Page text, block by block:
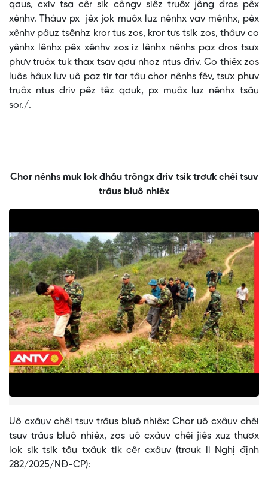
qơưs, cxiv tsa cêr sik côngv siêz truôx jông đros pêx
xênhv. Thâuv px jêx jok muôx luz nênhx vav mênhx, pêx
xênhv pâuz tsênhz kror tưs zos, kror tưs tsik zos, thâuv co
yênhx lênhx pêx xênhv zos iz lênhx nênhs paz đros tsưx
phưv truôx tuk thax tsav qơư nhoz ntus đriv. Co thiêx zos
luôs hâux lưv uô paz tir tar tâu chor nênhs fêv, tsưx phưv
truôx ntus đriv pêz têz qơưk, px muôx luz nênhx tsâu
sor./.
Chor nênhs muk lok đhâu trôngx đriv tsik trơưk chêi tsuv
trâus bluô nhiêx
Uô cxâuv chêi tsuv trâus bluô nhiêx: Chor uô cxâuv chêi
tsuv trâus bluô nhiêx, zos uô cxâuv chêi jiês xuz thươx
lok sik tsik tâu txâuk tik cêr cxâuv (trơưk li Nghị định
282/2025/NĐ-CP):